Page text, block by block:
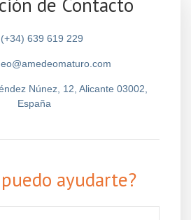
(+34) 639 619 229
Núnez, 12, Alicante 03002,
España
ayudarte?